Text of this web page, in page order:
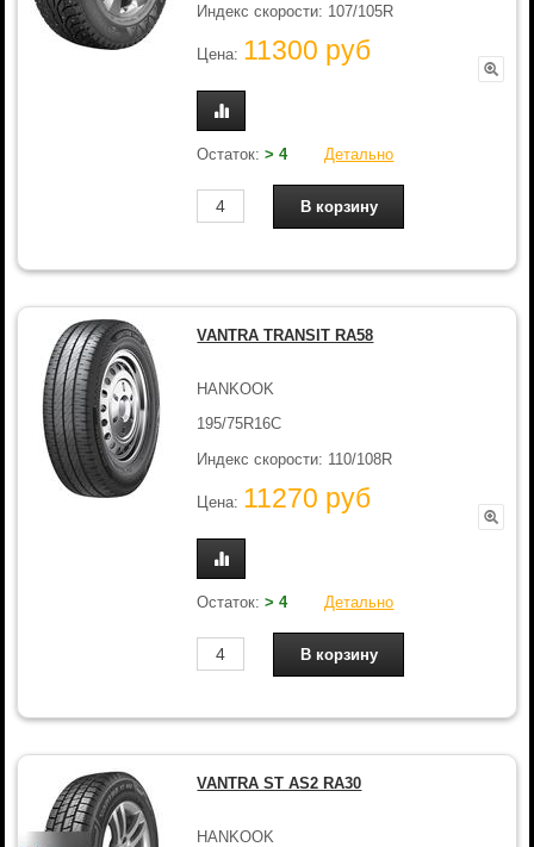
Индекс скорости: 107/105R
Цена: 11300 руб
Остаток:> 4 Детально
VANTRA TRANSIT RA58
HANKOOK
195/75R16C
Индекс скорости: 110/108R
Цена: 11270 руб
Остаток:> 4 Детально
VANTRA ST AS2 RA30
HANKOOK